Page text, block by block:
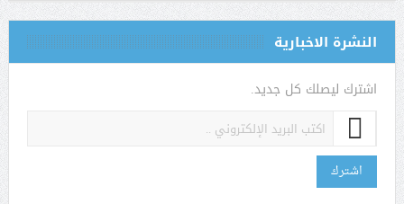
النشرة الاخبارية
اشترك ليصلك كل جديد.
اشترك